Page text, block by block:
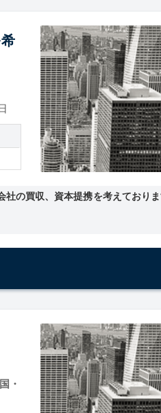
の買収、資本提携を考えており
・